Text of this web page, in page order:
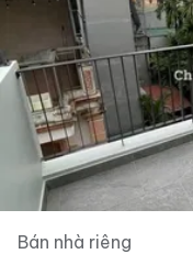
Bán nhà riêng